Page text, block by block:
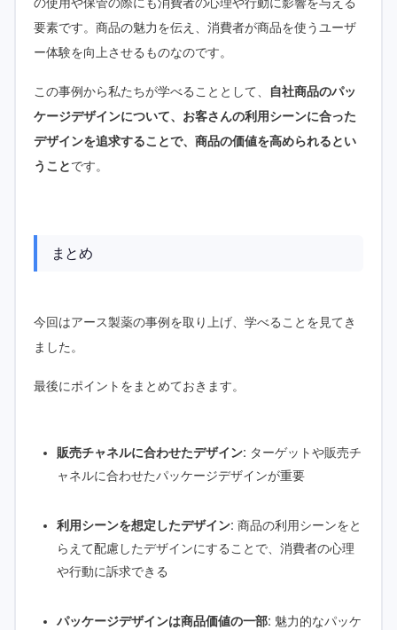
要素です。商品の魅力を伝え、消費者が商品を使うユーザ
ー体験を向上させるものなのです。
この事例から私たちが学べることとして、
自社商品のパッ
ケージデザインについて、お客さんの利用シーンに合った
デザインを追求することで、商品の価値を高められるとい
うことです。
まとめ
今回はアース製薬の事例を取り上げ、学べることを見てき
ました。
最後にポイントをまとめておきます。
販売チャネルに合わせたデザイン: ターゲットや販売チ
ャネルに合わせたパッケージデザインが重要
利用シーンを想定したデザイン: 商品の利用シーンをと
らえて配慮したデザインにすることで、消費者の心理
や行動に訴求できる
パッケージデザインは商品価値の一部: 魅力的なパッケ